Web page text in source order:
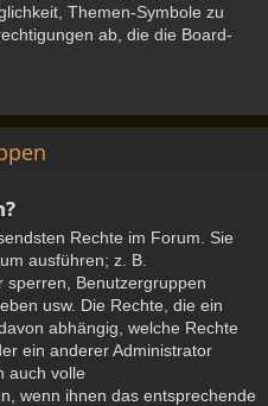
Themen-Symbole zu
ab, die die Board-
Rechte im Forum. Sie
ausführen; z. B.
sperren, Benutzergruppen
usw. Die Rechte, die ein
abhängig, welche Rechte
ein anderer Administrator
auch volle
wenn ihnen das entsprechende